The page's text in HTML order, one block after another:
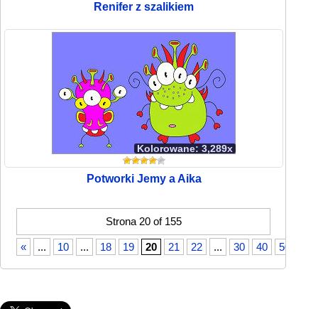
Renifer z szalikiem
Kolorowane: 3,289x
Potworki Jemy a Aika
Strona 20 of 155
« ... 10 ... 18 19 20 21 22 ... 30 40 50